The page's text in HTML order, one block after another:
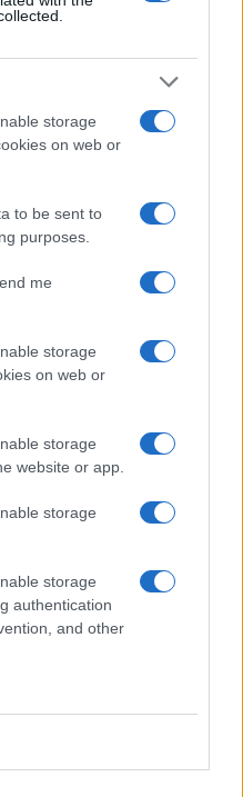
storage
on web or
to be sent to
purposes.
me
storage
on web or
storage
website or app.
storage
storage
authentication
and other
scoprire coppie VIP
sulle Tariffe